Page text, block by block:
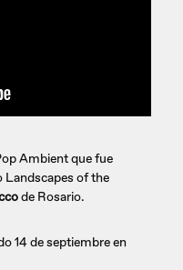
Ambient que fue
Landscapes of the
de Rosario.
14 de septiembre en